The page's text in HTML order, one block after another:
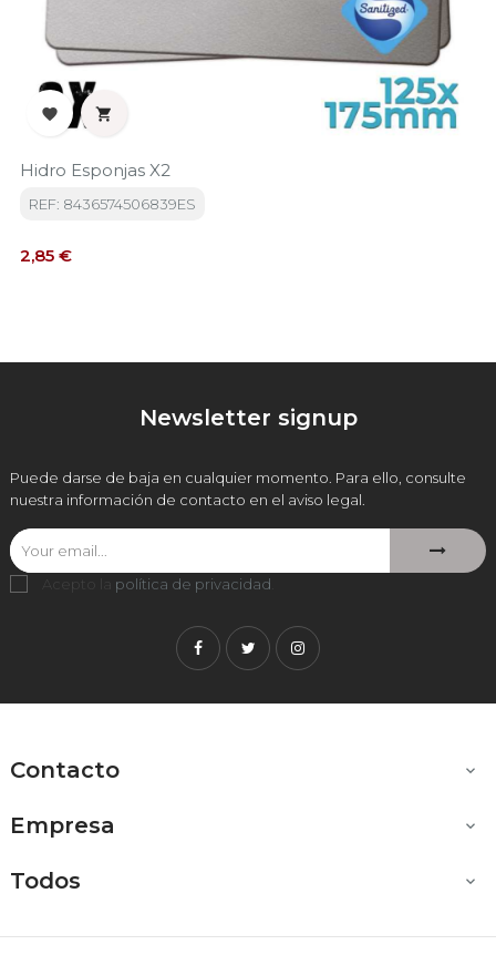
 
Hidro Esponjas X2
REF: 8436574506839ES
Precio
2,85 €
Newsletter signup
Puede darse de baja en cualquier momento. Para ello, consulte
nuestra información de contacto en el aviso legal.
Acepto la política de privacidad
FacebookTwitterInstagram
Contacto 
Empresa 
Todos 